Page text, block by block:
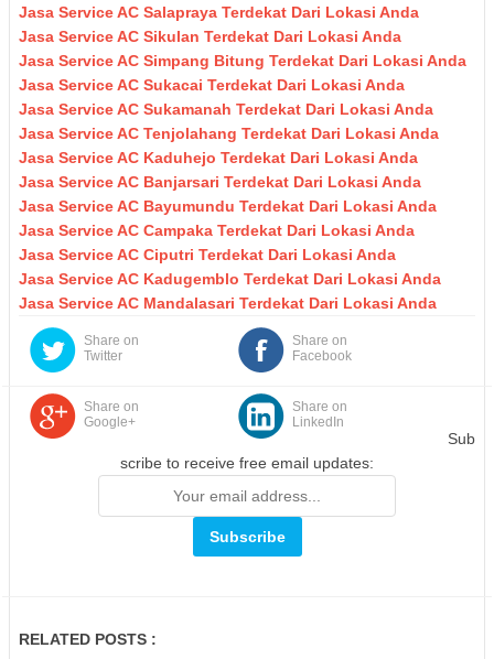
Jasa Service AC Salapraya Terdekat Dari Lokasi Anda
Jasa Service AC Sikulan Terdekat Dari Lokasi Anda
Jasa Service AC Simpang Bitung Terdekat Dari Lokasi Anda
Jasa Service AC Sukacai Terdekat Dari Lokasi Anda
Jasa Service AC Sukamanah Terdekat Dari Lokasi Anda
Jasa Service AC Tenjolahang Terdekat Dari Lokasi Anda
Jasa Service AC Kaduhejo Terdekat Dari Lokasi Anda
Jasa Service AC Banjarsari Terdekat Dari Lokasi Anda
Jasa Service AC Bayumundu Terdekat Dari Lokasi Anda
Jasa Service AC Campaka Terdekat Dari Lokasi Anda
Jasa Service AC Ciputri Terdekat Dari Lokasi Anda
Jasa Service AC Kadugemblo Terdekat Dari Lokasi Anda
Jasa Service AC Mandalasari Terdekat Dari Lokasi Anda
Share on
Facebook
Share on
Twitter
Share on
Google+
Share on
LinkedIn
Sub
scribe to receive free email updates:
RELATED POSTS :